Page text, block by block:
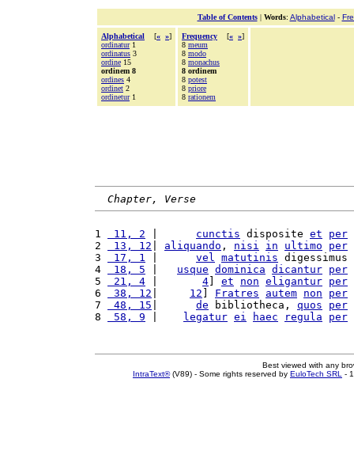
Table of Contents| Words: Alphabetical-
Alphabetical [« »]
ordinatur1
ordinatus 3
ordine 15
ordinem 8
ordines 4
ordinet 2
ordinetur1
Frequency [« »]
8 meum
8 modo
8 monachus
8 ordinem
8 potest
8 priore
8 rationem
Chapter, Verse
1 11, 2 cunctis disposite et
per
2
13, 12 aliquando , nisi in ultimo
per
3
17, 1 vel matutinis digessimus
4
18, 5 usque dominica dicantur per
5
21, 4 4 et non eligantur per
6
38, 12 12 Fratres autem non
per
7
48, 15 de bibliotheca, quos
per
8
58, 9 legatur ei haec regula per
Best viewed with any
IntraText®(V89) - Some rights reserved by EuloTech SRL -